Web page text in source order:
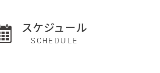
スケジュール
SCHEDULE